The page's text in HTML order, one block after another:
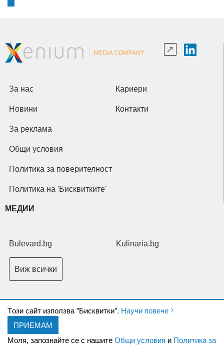
Tози сайт използва "Бисквитки". Научи повече
ПРИЕМАМ
Моля, запознайте се с нашитеОбщи условия и Политика за
За нас Кариери
Новини Контакти
За реклама
Общи условия
Политика за поверителност
Политика на 'Бисквитките'
МЕДИИ
Bulevard.bg Kulinaria.bg
Виж всички
Copyright © 2026 Ксениум ООД. Всички права запазени.